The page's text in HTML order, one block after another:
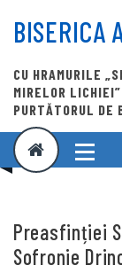
content
BISERICA
CU HRAMURILE
MIRELOR
PURTĂTORUL DE
Preasfinției
Sofronie